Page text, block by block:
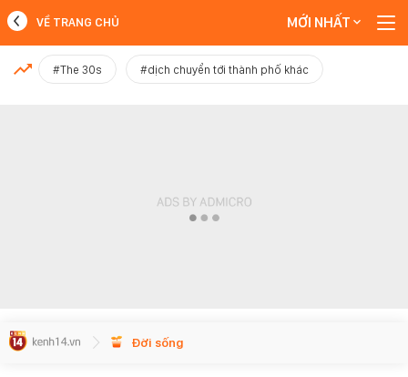
MỚI NHẤT
VỀ TRANG CHỦ MỚI NHẤT
#The 30s #dịch chuyển tới thành phố khác
Đời sống